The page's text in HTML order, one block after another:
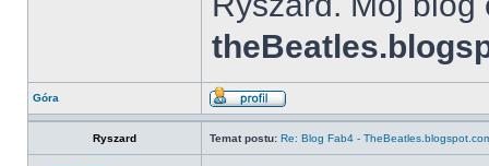
Góra
Ryszard Temat postu: Re: Blog Fab4 -